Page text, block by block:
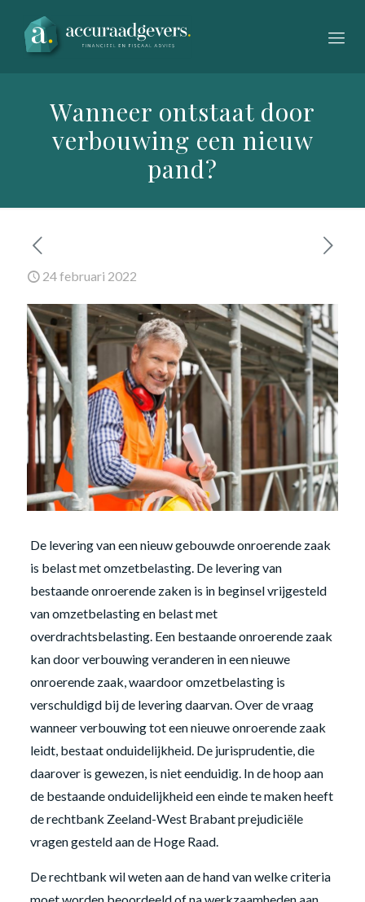
Wanneer ontstaat door
verbouwing een nieuw
pand?
24 februari 2022
De levering van een nieuw gebouwde onroerende zaak
is belast met omzetbelasting. De levering van
bestaande onroerende zaken is in beginsel vrijgesteld
van omzetbelasting en belast met
overdrachtsbelasting. Een bestaande onroerende zaak
kan door verbouwing veranderen in een nieuwe
onroerende zaak, waardoor omzetbelasting is
verschuldigd bij de levering daarvan. Over de vraag
wanneer verbouwing tot een nieuwe onroerende zaak
leidt, bestaat onduidelijkheid. De jurisprudentie, die
daarover is gewezen, is niet eenduidig. In de hoop aan
de bestaande onduidelijkheid een einde te maken heeft
de rechtbank Zeeland-West Brabant prejudiciële
vragen gesteld aan de Hoge Raad.
De rechtbank wil weten aan de hand van welke criteria